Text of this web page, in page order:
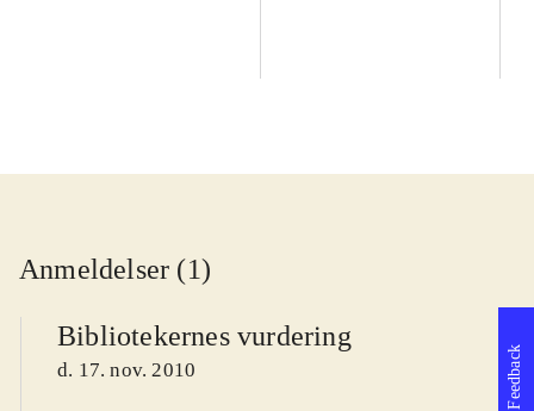
Anmeldelser (1)
Bibliotekernes vurdering
d. 17. nov. 2010 Feedback